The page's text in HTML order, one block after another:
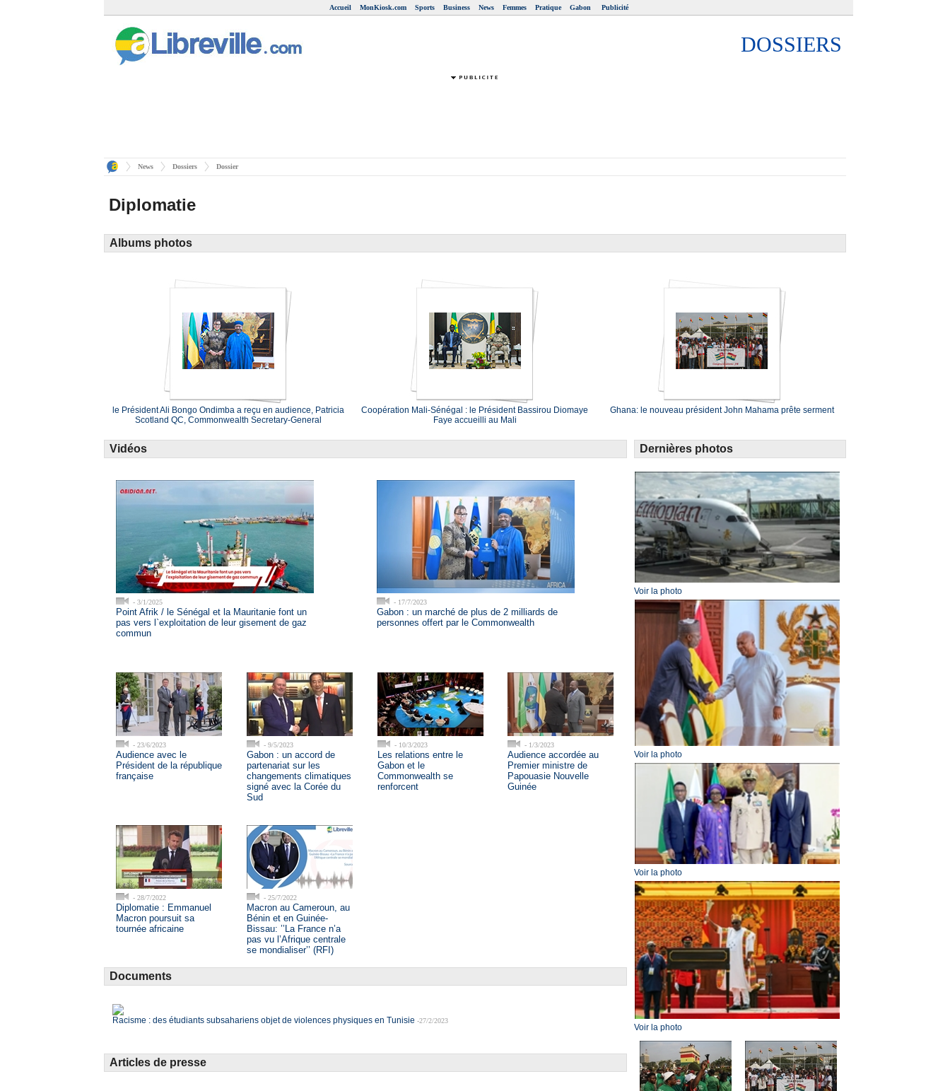
Accueil MonKiosk.com Sports Business News Femmes Pratique Gabon Publicité
DOSSIERS
News Dossiers Dossier
Diplomatie
Albums photos
le Président Ali Bongo Ondimba a reçu en audience, Patricia
Scotland QC, Commonwealth Secretary-General
Coopération Mali-Sénégal : le Président Bassirou Diomaye
Faye accueilli au Mali
Ghana: le nouveau président John Mahama prête serment
Dernières photos
Voir la photo
Voir la photo
Voir la photo
Voir la photo
Vidéos
- 3/1/2025
Point Afrik / le Sénégal et la Mauritanie font un
pas vers l`exploitation de leur gisement de gaz
commun
- 17/7/2023
Gabon : un marché de plus de 2 milliards de
personnes offert par le Commonwealth
- 23/6/2023
Audience avec le
Président de la république
française
- 9/5/2023
Gabon : un accord de
partenariat sur les
changements climatiques
signé avec la Corée du
Sud
- 10/3/2023
Les relations entre le
Gabon et le
Commonwealth se
renforcent
- 1/3/2023
Audience accordée au
Premier ministre de
Papouasie Nouvelle
Guinée
- 28/7/2022
Diplomatie : Emmanuel
Macron poursuit sa
tournée africaine
- 25/7/2022
Macron au Cameroun, au
Bénin et en Guinée-
Bissau: ’’La France n’a
pas vu l’Afrique centrale
se mondialiser’’ (RFI)
Documents
Racisme : des étudiants subsahariens objet de violences physiques en Tunisie -27/2/2023
Articles de presse